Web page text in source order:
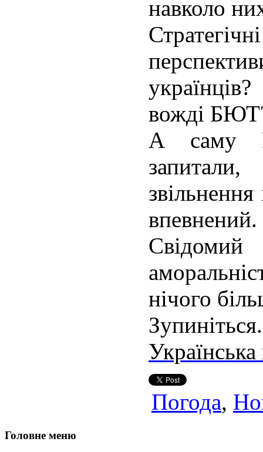
навколо
вожді
А саму
впевнений.
нічого
Погода,
Головне меню